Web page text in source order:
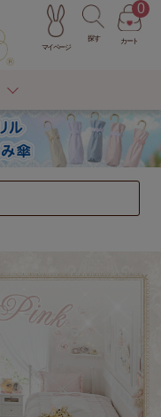
マイページ
探す カート
0